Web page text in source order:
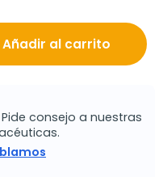
Añadir al carrito
consejo a nuestras